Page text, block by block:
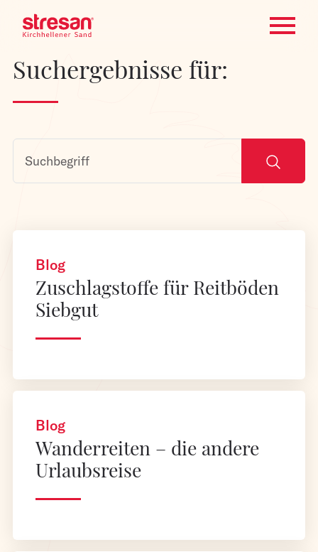
Suchergebnisse für:
Blog
Zuschlagstoffe für Reitböden
Siebgut
Blog
Wanderreiten – die andere
Urlaubsreise